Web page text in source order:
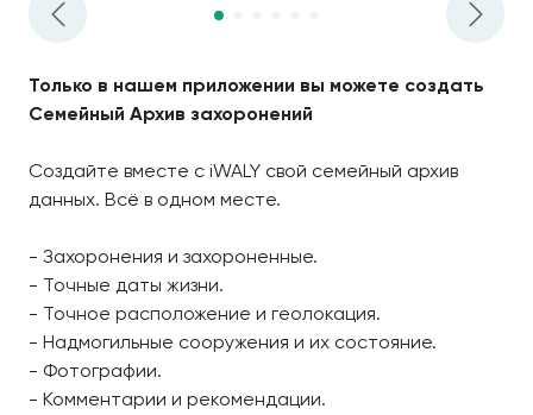
Только в нашем приложении вы можете создать
Семейный Архив захоронений
Создайте вместе с iWALY свой семейный архив
данных. Всё в одном месте.
- Захоронения и захороненные.
- Точные даты жизни.
- Точное расположение и геолокация.
- Надмогильные сооружения и их состояние.
- Фотографии.
- Комментарии и рекомендации.